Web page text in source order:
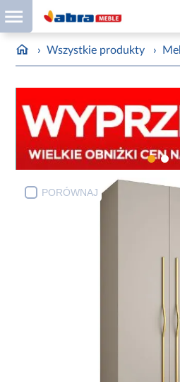
› Wszystkie produkty ›
PORÓWNAJ